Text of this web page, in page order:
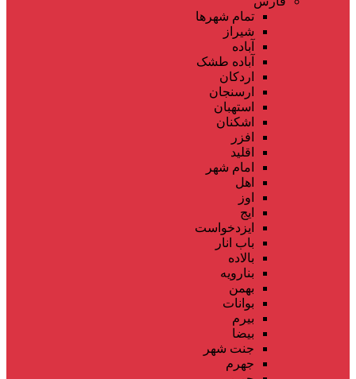
تمام شهر‌ها
شیراز
آباده
آباده طشک
اردکان
ارسنجان
استهبان
اشکنان
افزر
اقلید
امام شهر
اهل
اوز
ایج
ایزدخواست
باب انار
بالاده
بنارویه
بهمن
بوانات
بیرم
بیضا
جنت شهر
جهرم